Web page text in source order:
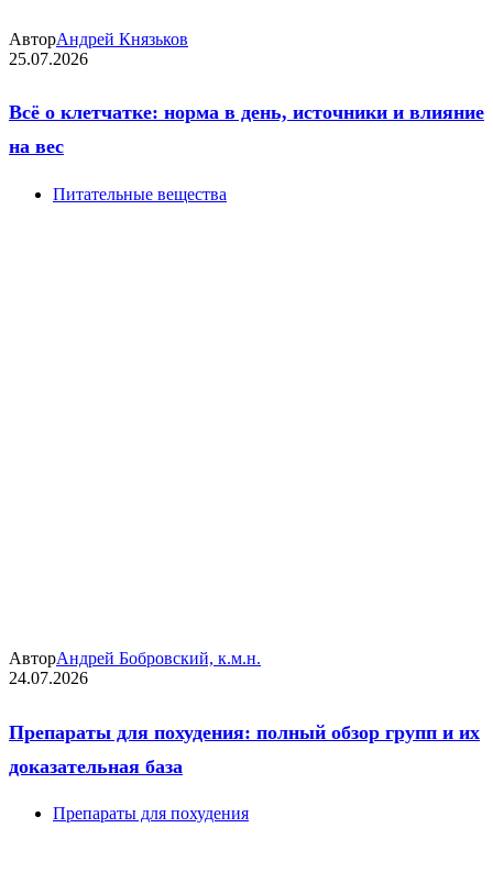
АвторАндрей Князьков
25.07.2026
Всё о клетчатке: норма в день, источники и влияние
на вес
Питательные вещества
АвторАндрей Бобровский, к.м.н.
24.07.2026
Препараты для похудения: полный обзор групп и их
доказательная база
Препараты для похудения